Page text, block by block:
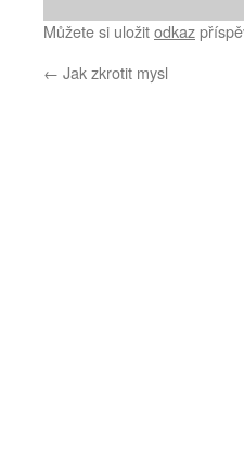
Můžete si uložitodkaz
← Jak zkrotit mysl